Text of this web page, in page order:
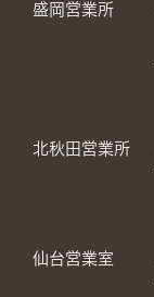
盛岡営業所
北秋田営業所
仙台営業室